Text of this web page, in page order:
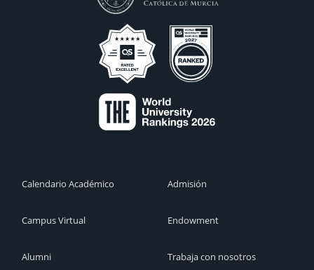
Calendario Académico
Campus Virtual
Alumni
Admisión
Endowment
Trabaja con nosotros